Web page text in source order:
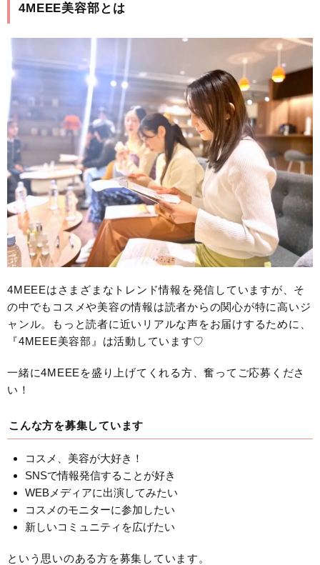
4MEEE美容部とは
4MEEEはさまざまなトレンド情報を発信していますが、そ
の中でもコスメや美容の情報は読者からの関心が特に高いジ
ャンル。もっと読者に近いリアルな声をお届けするために、
『4MEEE美容部』は活動しています♡
一緒に4MEEEを盛り上げてくれる方、奮ってご応募くださ
い！
こんな方を募集しています
コスメ、美容が大好き！
SNSで情報発信することが好き
WEBメディアに出演してみたい
コスメのモニターに参加したい
新しいコミュニティを広げたい
という思いのある方を募集しています。